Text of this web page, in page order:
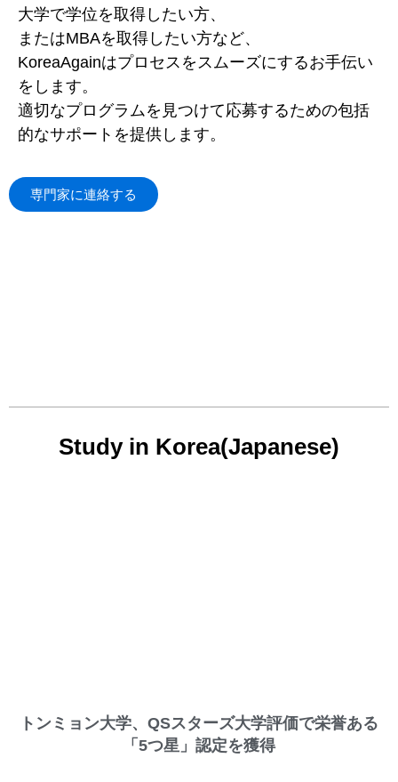
大学で学位を取得したい方、
またはMBAを取得したい方など、
KoreaAgainはプロセスをスムーズにするお手伝い
をします。
適切なプログラムを見つけて応募するための包括
的なサポートを提供します。
専門家に連絡する
Study in Korea(Japanese)
トンミョン大学、QSスターズ大学評価で栄誉ある
「5つ星」認定を獲得